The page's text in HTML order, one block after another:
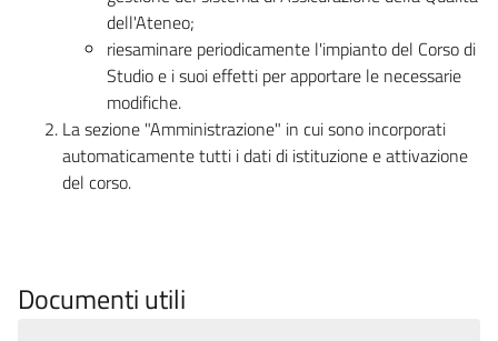
dell'Ateneo;
riesaminare periodicamente l'impianto del Corso di
Studio e i suoi effetti per apportare le necessarie
modifiche.
La sezione "Amministrazione" in cui sono incorporati
automaticamente tutti i dati di istituzione e attivazione
del corso.
Documenti utili